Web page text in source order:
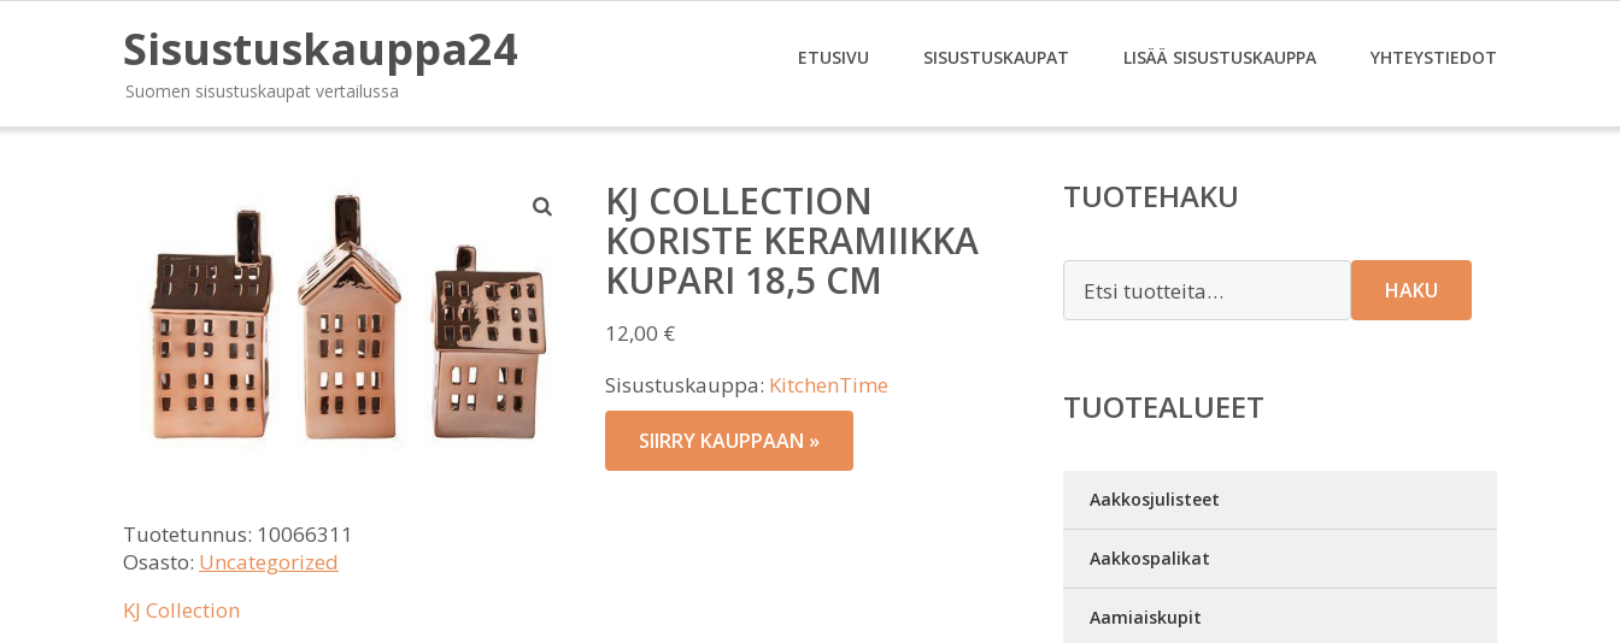
Sisustuskauppa24
Suomen sisustuskaupat vertailussa
ETUSIVU SISUSTUSKAUPAT LISÄÄ SISUSTUSKAUPPA YHTEYSTIEDOT
KJ COLLECTION
KORISTE KERAMIIKKA
KUPARI 18,5 CM
12,00 €
Sisustuskauppa: KitchenTime
SIIRRY KAUPPAAN »
Tuotetunnus: 10066311
Osasto: Uncategorized
KJ Collection
TUOTEHAKU
HAKU
TUOTEALUEET
Aakkosjulisteet
Aakkospalikat
Aamiaiskupit